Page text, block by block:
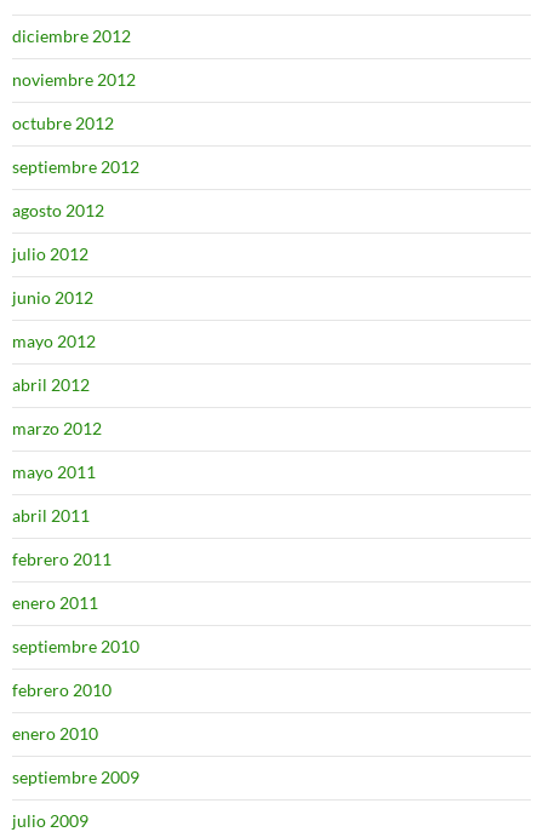
diciembre 2012
noviembre 2012
octubre 2012
septiembre 2012
agosto 2012
julio 2012
junio 2012
mayo 2012
abril 2012
marzo 2012
mayo 2011
abril 2011
febrero 2011
enero 2011
septiembre 2010
febrero 2010
enero 2010
septiembre 2009
julio 2009